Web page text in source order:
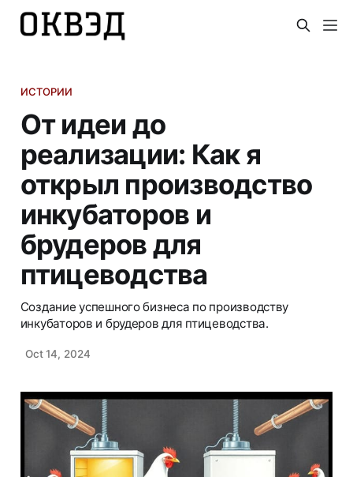
ИСТОРИИ
От идеи до
реализации: Как я
открыл производство
инкубаторов и
брудеров для
птицеводства
Создание успешного бизнеса по производству
инкубаторов и брудеров для птицеводства.
Oct 14, 2024